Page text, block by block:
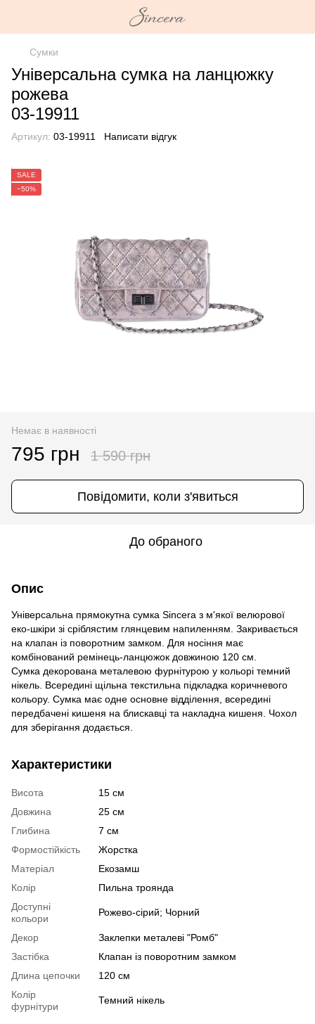
Сумки
Універсальна сумка на ланцюжку
рожева
03-19911
Артикул: 03-19911 Написати відгук
SALE
−50%
Немає в наявності
795 грн 1 590 грн
Повідомити, коли з'явиться
До обраного
Опис
Універсальна прямокутна сумка Sincera з м'якої велюрової
еко-шкіри зі сріблястим глянцевим напиленням. Закривається
на клапан із поворотним замком. Для носіння має
комбінований ремінець-ланцюжок довжиною 120 см.
Сумка декорована металевою фурнітурою у кольорі темний
нікель. Всередині щільна текстильна підкладка коричневого
кольору. Сумка має одне основне відділення, всередині
передбачені кишеня на блискавці та накладна кишеня. Чохол
для зберігання додається.
Характеристики
Висота
15 см
Довжина
25 см
Глибина
7 см
Формостійкість
Жорстка
Матеріал
Екозамш
Колір
Пильна троянда
Доступні
кольори
Рожево-сірий; Чорний
Декор
Заклепки металеві "Ромб"
Застібка
Клапан із поворотним замком
Длина цепочки
120 см
Колір
фурнітури
Темний нікель